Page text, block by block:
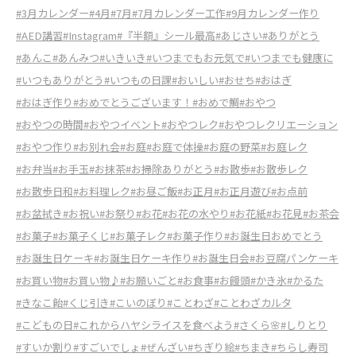
#3月カレンダー#4月#7月#7月カレンダー工作#9月カレンダー作り
#AED講習#Instagram#『半額』シール最高#あじさい#ありがとう
#あんこ#あんみつ#いきいき#いつまでもお元気で#いつまでも健康に
#いつもありがとう#いつもの日課#おいしい#おせち#おはぎ
#おはぎ作り#おめでとうございます！ #おめで鯛#おやつ
#おやつの時間#おやつイベント#おやつレク#おやつレクリエーション
#おやつ作り#お別れ会#お庭#お庭で体操#お庭の野菜#お庭レク
#お弁当#お手玉#お抹茶#お掃除ありがとう#お散歩#お散歩レク
#お散歩日和#お料理レク#お昼ご飯#お正月#お正月遊び#お点前
#お盆拭き#お祝い#お祭り#お花#お花の水やり#お花紙#お花見#お茶会
#お菓子#お菓子くじ#お菓子レク#お菓子作り#お誕生日おめでとう
#お誕生日ケーキ#お誕生日ケーキ作り#お誕生日会#お豆腐パンケーキ
#お買い物#お買い物♪#お願いごと#お食事#お饅頭#かき氷#かるた
#きなこ飴#くじ引き#こいのぼり#ことわざ#ことわざカルタ
#こどもの日#これからハヤシライスを食べよう#さくら🌸#しりとり
#すいか割り#すごいでしょ#ぜんざい#ちぎり絵#ちまき#ちらし寿司